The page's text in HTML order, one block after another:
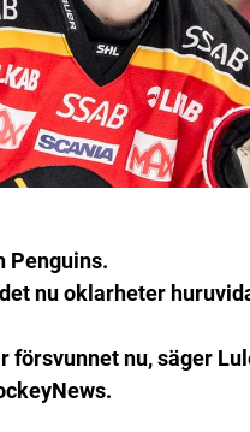
Penguins.
nu oklarheter
försvunnet nu, säger